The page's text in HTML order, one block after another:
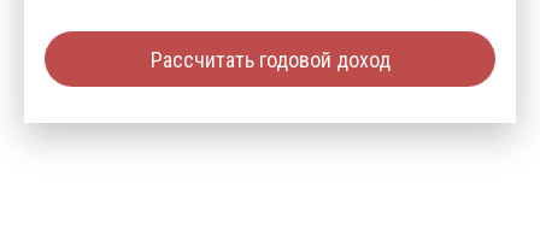
Рассчитать годовой доход